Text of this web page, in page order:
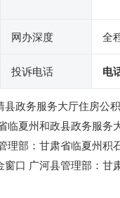
网办深度 全
投诉电话 电
政务服务大厅住房公积
临夏州和政县政务服务
理部：甘肃省临夏州积
口 广河县管理部：甘